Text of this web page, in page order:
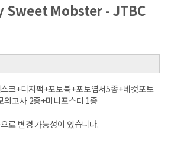
Sweet Mobster - JTBC
크+디지팩+포토북+포토엽서5종+네컷포토
의고사 2종+미니포스터 1종
로 변경 가능성이 있습니다.